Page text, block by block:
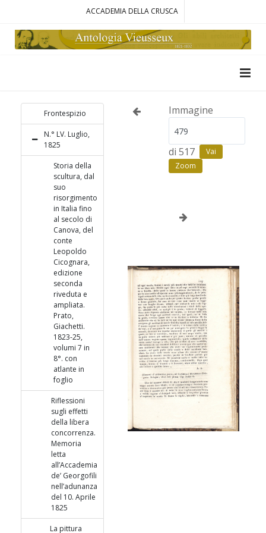
ACCADEMIA DELLA CRUSCA
Frontespizio
N.° LV. Luglio,
1825
Storia della
scultura, dal
suo
risorgimento
in Italia fino
al secolo di
Canova, del
conte
Leopoldo
Cicognara,
edizione
seconda
riveduta e
ampliata.
Prato,
Giachetti.
1823-25,
volumi 7 in
8°. con
atlante in
foglio
Riflessioni
sugli effetti
della libera
concorrenza.
Memoria
letta
all’Accademia
de’ Georgofili
nell’adunanza
del 10. Aprile
1825
La pittura
Immagine
di 517
Vai
Zoom